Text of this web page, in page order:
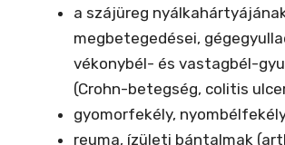
a szájüreg
megbetegedései,
vékonybél- és vastagbél-
(Crohn-betegség, colitis
gyomorfekély,
reuma, ízületi bántalmak